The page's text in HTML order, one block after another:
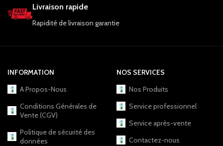
Livraison rapide
Rapidité de livraison garantie
INFORMATION
A Propos-Nous
Conditions Générales de
Vente (CGV)
Politique de sécurité des
données
NOS SERVICES
Nos Produits
Service professionnel
Service après-vente
Contactez-nous